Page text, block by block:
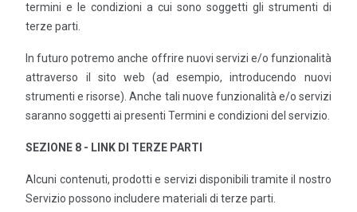
termini e le condizioni a cui sono soggetti gli strumenti di
terze parti.
In futuro potremo anche offrire nuovi servizi e/o funzionalità
attraverso il sito web (ad esempio, introducendo nuovi
strumenti e risorse). Anche tali nuove funzionalità e/o servizi
saranno soggetti ai presenti Termini e condizioni del servizio.
SEZIONE 8 - LINK DI TERZE PARTI
Alcuni contenuti, prodotti e servizi disponibili tramite il nostro
Servizio possono includere materiali di terze parti.